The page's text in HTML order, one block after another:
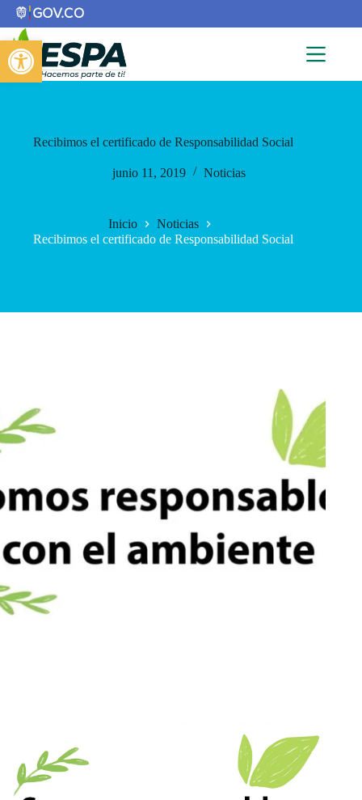
Abrir barra de herramientas
Saltar
contenido
Recibimos el certificado de Responsabilidad Social
junio 11, 2019 Noticias
Inicio
Noticias
Recibimos el certificado de Responsabilidad Social